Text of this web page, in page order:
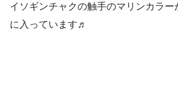
イソギンチャクの触手のマリンカラ
に入っています♬